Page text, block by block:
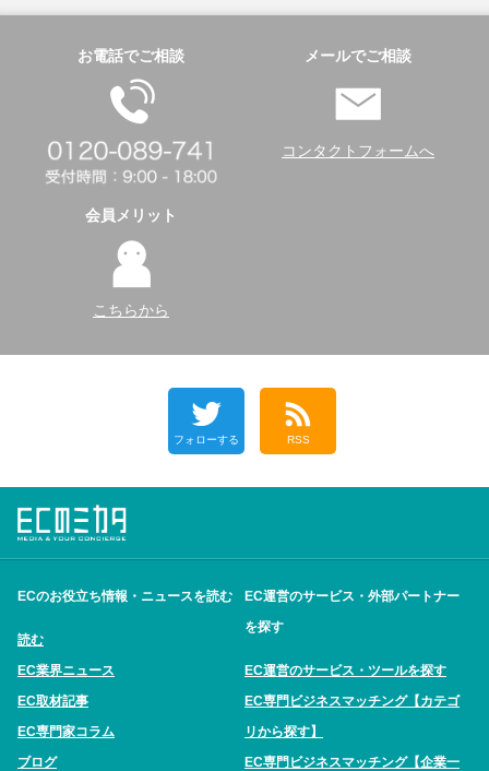
お電話でご相談 メールでご相談
コンタクトフォームへ
会員メリット
こちらから
フォローする RSS
ECのお役立ち情報・ニュースを読む
読む
EC業界ニュース
EC取材記事
EC専門家コラム
ブログ
EC運営のサービス・外部パートナー
を探す
EC運営のサービス・ツールを探す
EC専門ビジネスマッチング【カテゴ
リから探す】
EC専門ビジネスマッチング【企業一